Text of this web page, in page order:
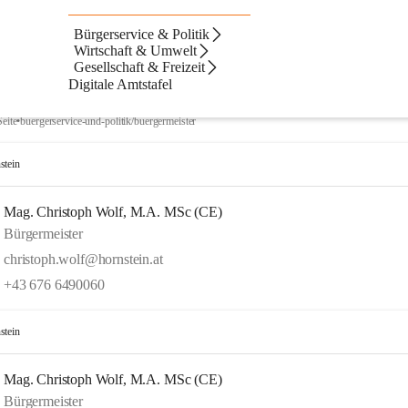
Bürgerservice & Politik
Wirtschaft & Umwelt
Gesellschaft & Freizeit
Digitale Amtstafel
Artikel Kontakte
•buergerservice-und-politik/buergermeister
Mag. Christoph Wolf, M.A. MSc (CE)
Bürgermeister
christoph.wolf@hornstein.at
+43 676 6490060
Mag. Christoph Wolf, M.A. MSc (CE)
Bürgermeister